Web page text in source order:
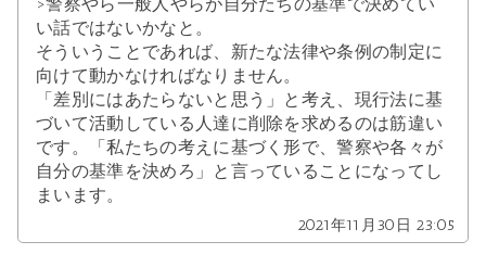
い話ではないかなと。
そういうことであれば、新たな法律や条例の制定に
向けて動かなければなりません。
「差別にはあたらないと思う」と考え、現行法に基
づいて活動している人達に削除を求めるのは筋違い
です。「私たちの考えに基づく形で、警察や各々が
自分の基準を決めろ」と言っていることになってし
まいます。
2021年11月30日 23:05